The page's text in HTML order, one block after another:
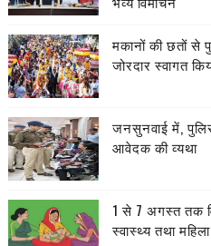
मकानों की छतों से
जोरदार स्वागत
जनसुनवाई में,
आवेदक की व्यथा
1 से 7 अगस्त तक
स्वास्थ्य तथा